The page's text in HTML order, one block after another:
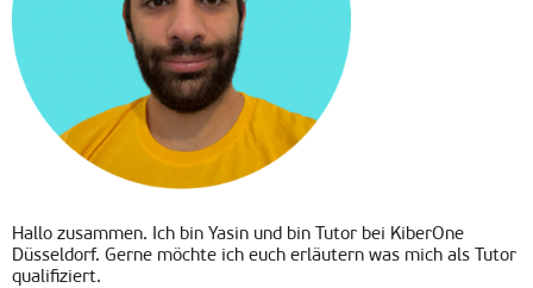
Hallo zusammen. Ich bin Yasin und bin Tutor bei KiberOne
Düsseldorf. Gerne möchte ich euch erläutern was mich als Tutor
qualifiziert.